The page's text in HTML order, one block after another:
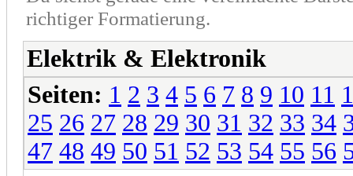
richtiger Formatierung.
Elektrik & Elektronik
Seiten: 1 2 3 4 5 6 7 8 9 10 11
25 26 27 28 29 30 31 32 33 34
47 48 49 50 51 52 53 54 55 56